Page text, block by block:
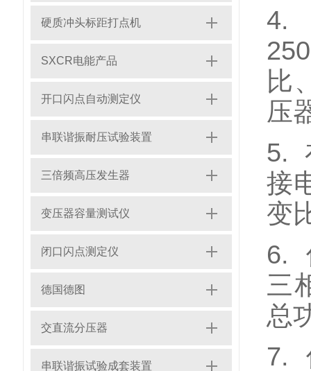
硬质冲头标距打点机
SXCR电能产品
开口闪点自动测定仪
串联谐振耐压试验装置
三倍频高压发生器
变压器容量测试仪
闭口闪点测定仪
德国德图
交直流分压器
串联谐振试验成套装置
4.
比
压
5.
接
变
6.
三
总
7.